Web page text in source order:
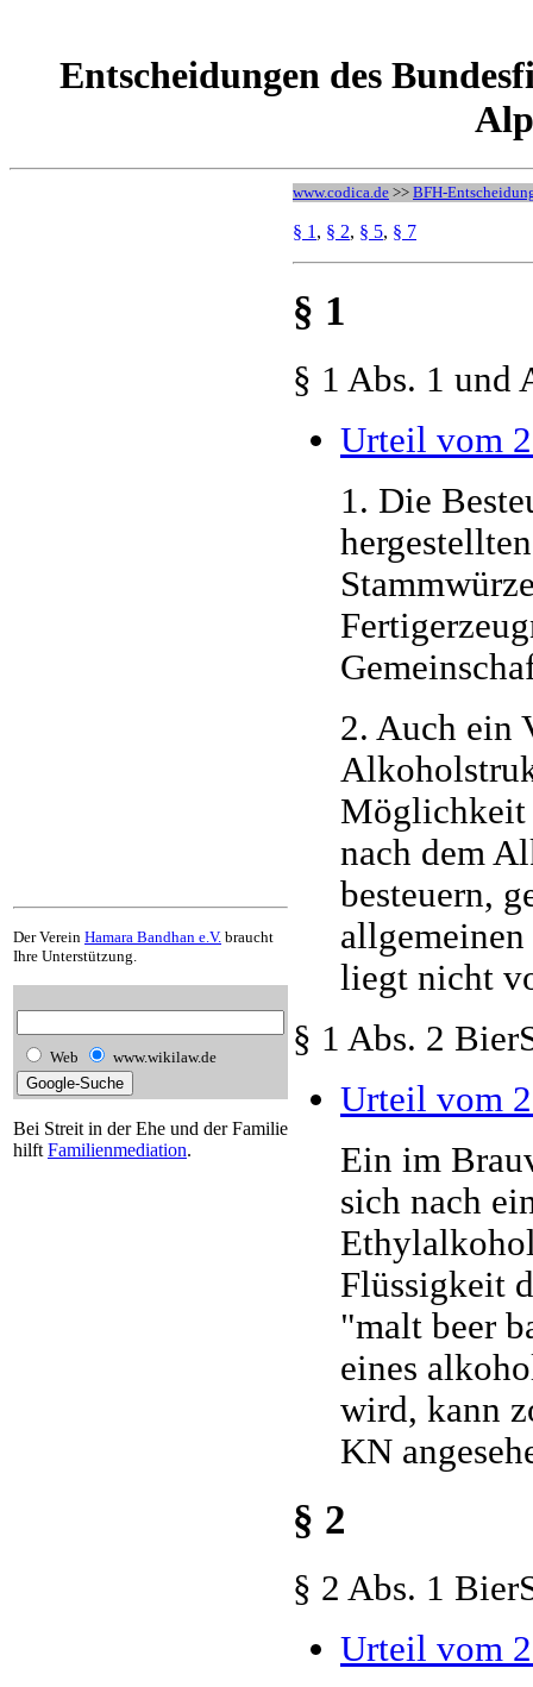
Entscheidungen des
Der Verein Hamara Bandhan e.V. braucht
Ihre Unterstützung.
Web www.wikilaw.de
Bei Streit in der Ehe und der Familie
hilft Familienmediation.
www.codica.de >> BFH-
§ 1 , § 2, § 5, § 7
§ 1
§ 1 Abs. 1 und
Urteil vom
1. Die
2. Auch ein
Möglichkeit
nach dem
besteuern,
allgemeinen
liegt nicht
§ 1 Abs. 2
Urteil vom
Ein im
sich nach
Flüssigkeit
"malt beer
eines
wird, kann
KN
§ 2
§ 2 Abs. 1
Urteil vom